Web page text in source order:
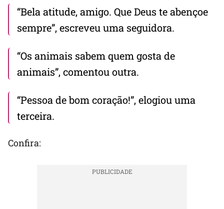
“Bela atitude, amigo. Que Deus te abençoe
sempre”, escreveu uma seguidora.
“Os animais sabem quem gosta de
animais”, comentou outra.
“Pessoa de bom coração!”, elogiou uma
terceira.
Confira: